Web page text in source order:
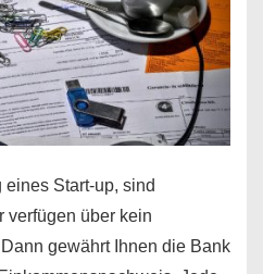
Start-up, sind
verfügen über kein
gewährt Ihnen die Bank